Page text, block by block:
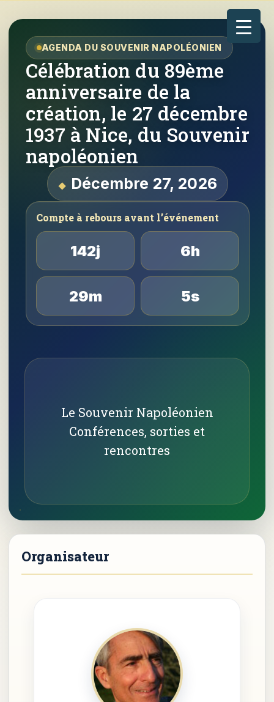
AGENDA DU SOUVENIR NAPOLÉONIEN
Célébration du 89ème
anniversaire de la
création, le 27 décembre
1937 à Nice, du Souvenir
napoléonien
Décembre 27, 2026
Compte à rebours avant l’événement
142j 6h
29m 4s
Le Souvenir Napoléonien
Conférences, sorties et
rencontres